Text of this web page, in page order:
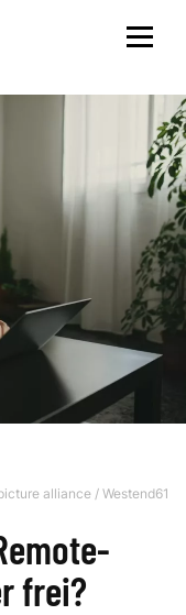
alliance / Westend61
frei?